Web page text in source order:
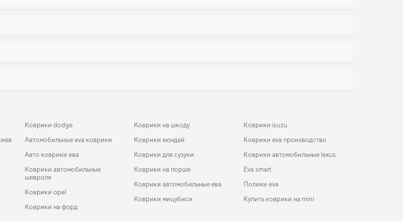
Коврики dodge
Автомобильные eva коврики
Авто коврики ева
Коврики автомобильные
шевроле
Коврики opel
Коврики на форд
Коврики на шкоду
Коврики хюндай
Коврики для сузуки
Коврики на порше
Коврики автомобильные ева
Коврики мицубиси
Коврики isuzu
Коврики eva производство
Коврики автомобильные lexus
Eva smart
Полики eva
Купить коврики на mini